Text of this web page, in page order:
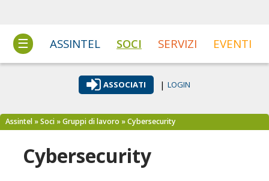
☰ ASSINTEL SOCI SERVIZI EVENTI
ASSOCIATI | LOGIN
Assintel »Soci »Gruppi di lavoro » Cybersecurity
Cybersecurity